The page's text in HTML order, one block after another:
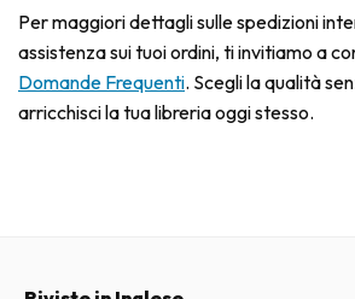
Per maggiori dettagli sulle spedizioni
assistenza sui tuoi ordini, ti invitiamo a
Domande Frequenti. Scegli la qualità
arricchisci la tua libreria oggi stesso.